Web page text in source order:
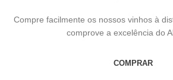
Compre facilmente os nossos vinhos à
comprove a excelência do
COMPRAR